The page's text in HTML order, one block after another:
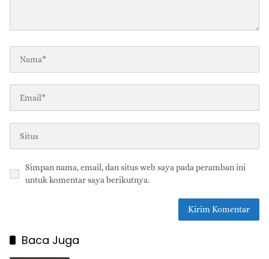
Simpan nama, email, dan situs web saya pada peramban ini
untuk komentar saya berikutnya.
Baca Juga